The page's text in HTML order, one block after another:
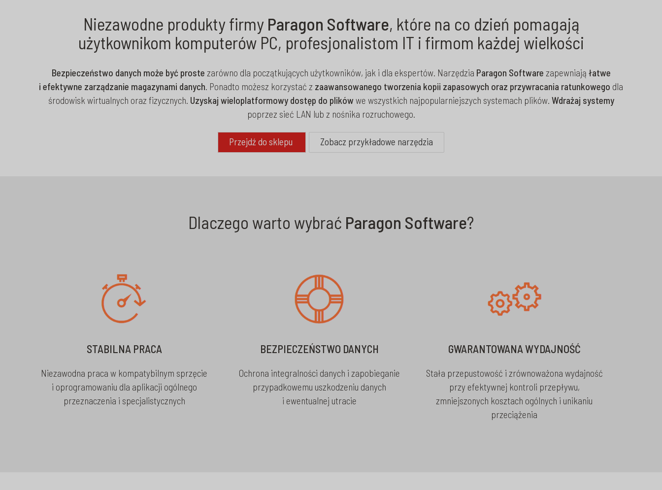
Niezawodne produkty firmy Paragon Software, które na co dzień pomagają
użytkownikom komputerów PC, profesjonalistom IT i firmom każdej wielkości
Bezpieczeństwo danych może być proste zarówno dla początkujących użytkowników, jak i dla ekspertów. Narzędzia Paragon Software zapewniają łatwe
i efektywne zarządzanie magazynami danych. Ponadto możesz korzystać z zaawansowanego tworzenia kopii zapasowych oraz przywracania ratunkowego dla
środowisk wirtualnych oraz fizycznych. Uzyskaj wieloplatformowy dostęp do plików we wszystkich najpopularniejszych systemach plików. Wdrażaj systemy
poprzez sieć LAN lub z nośnika rozruchowego.
Przejdź do sklepu Zobacz przykładowe narzędzia
Dlaczego warto wybrać Paragon Software?
STABILNA PRACA
Niezawodna praca w kompatybilnym sprzęcie
i oprogramowaniu dla aplikacji ogólnego
przeznaczenia i specjalistycznych
BEZPIECZEŃSTWO DANYCH
Ochrona integralności danych i zapobieganie
przypadkowemu uszkodzeniu danych
i ewentualnej utracie
GWARANTOWANA WYDAJNOŚĆ
Stała przepustowość i zrównoważona wydajność
przy efektywnej kontroli przepływu,
zmniejszonych kosztach ogólnych i unikaniu
przeciążenia